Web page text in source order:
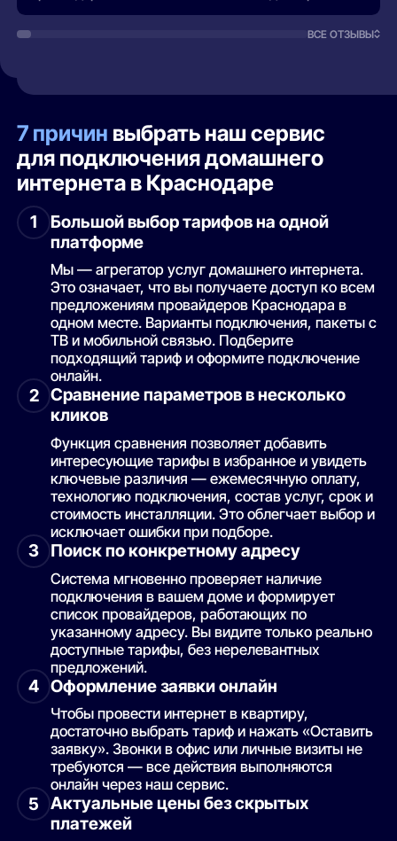
Дарстрой, ЖК Грани
Дарстрой, ЖК На высоте
Дом в центре, жилой комплекс
Дом у озера, жилой комплекс
Достояние, жилой комплекс
Друзья, строящаяся парковка жилого комплекса
Дыхание, жилой комплекс
Европейский жилой комплекс
ЖК Свобода, строящиеся объекты
Зеленодар, жилой комплекс
Зелёный театр, жилой комплекс
Кубанский, жилой комплекс
Лучший, жилой квартал
Мелодия, жилой комплекс
Мозаика, жилой комплекс
Небо, жилой комплекс
Неометрия, ЖК Южане
НефтеСтройИндустрия-Юг, ЖК Облака
Новые сезоны, строящийся жилой комплекс
Олимпийский, строящийся жилой комплекс
Отражение, жилой комплекс
Перемена, жилой комплекс
Радонеж, жилой комплекс
Светлоград, жилой комплекс
Семья, жилой комплекс Светлоград
Сердце, жилой комплекс
Ск Квартал, строящийся жилой комплекс
Сказка Град, строящийся жилой комплекс
Славянка, жилой комплекс
Смородина, жилой комплекс
ВСЕ ОТЗЫВЫ
7 причин выбрать наш сервис
для подключения домашнего
интернета в Краснодаре
1
Большой выбор тарифов на одной
платформе
Мы — агрегатор услуг домашнего интернета.
Это означает, что вы получаете доступ ко всем
предложениям провайдеров Краснодара в
одном месте. Варианты подключения, пакеты с
ТВ и мобильной связью. Подберите
подходящий тариф и оформите подключение
онлайн.
2 Сравнение параметров в несколько
кликов
Функция сравнения позволяет добавить
интересующие тарифы в избранное и увидеть
ключевые различия — ежемесячную оплату,
технологию подключения, состав услуг, срок и
стоимость инсталляции. Это облегчает выбор и
исключает ошибки при подборе.
3 Поиск по конкретному адресу
Система мгновенно проверяет наличие
подключения в вашем доме и формирует
список провайдеров, работающих по
указанному адресу. Вы видите только реально
доступные тарифы, без нерелевантных
предложений.
4 Оформление заявки онлайн
Чтобы провести интернет в квартиру,
достаточно выбрать тариф и нажать «Оставить
заявку». Звонки в офис или личные визиты не
требуются — все действия выполняются
онлайн через наш сервис.
5
Актуальные цены без скрытых
платежей